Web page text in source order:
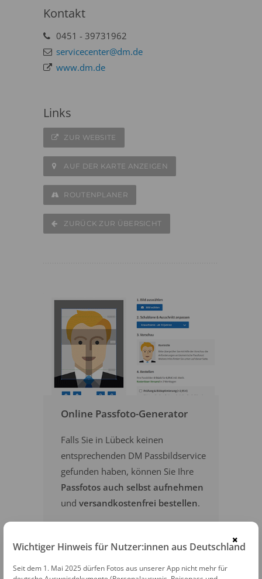
Kontakt
0451 - 39731962
servicecenter@dm.de
www.dm.de
Links
ZUR WEBSITE
AUF DER KARTE ANZEIGEN
ROUTENPLANER
ZURÜCK ZUR ÜBERSICHT
Online Passfoto-Generator
Falls Sie in Lübeck keinen
entsprechenden DM Passbildservice
gefunden haben, können Sie Ihre
Passfotos auch selbst aufnehmen
und versandkostenfrei bestellen.
×
Wichtiger Hinweis für Nutzer:innen aus Deutschland
Seit dem 1. Mai 2025 dürfen Fotos aus unserer App nicht mehr für